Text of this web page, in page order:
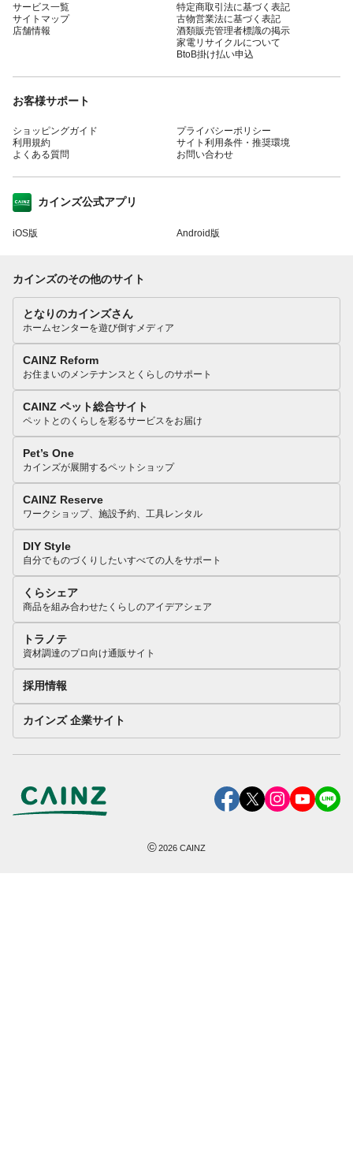
サービス一覧
サイトマップ
店舗情報
特定商取引法に基づく表記
古物営業法に基づく表記
酒類販売管理者標識の掲示
家電リサイクルについて
BtoB掛け払い申込
お客様サポート
ショッピングガイド
利用規約
よくある質問
プライバシーポリシー
サイト利用条件・推奨環境
お問い合わせ
カインズ公式アプリ
iOS版 Android版
カインズのその他のサイト
となりのカインズさん
ホームセンターを遊び倒すメディア
CAINZ Reform
お住まいのメンテナンスとくらしのサポート
CAINZ ペット総合サイト
ペットとのくらしを彩るサービスをお届け
Pet’s One
カインズが展開するペットショップ
CAINZ Reserve
ワークショップ、施設予約、工具レンタル
DIY Style
自分でものづくりしたいすべての人をサポート
くらシェア
商品を組み合わせたくらしのアイデアシェア
トラノテ
資材調達のプロ向け通販サイト
採用情報
カインズ 企業サイト
©2026 CAINZ